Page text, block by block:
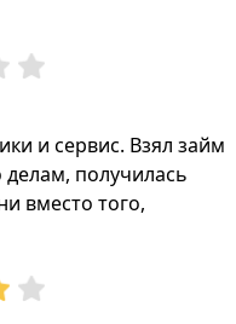
и сервис. Взял займ
делам, получилась
вместо того,